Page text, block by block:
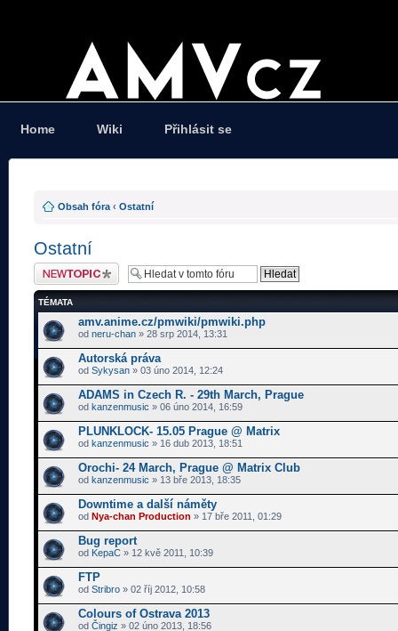
Home Wiki Přihlásit se
Obsah fóra ‹ Ostatní
Ostatní
Odeslat nové téma
TÉMATA
amv.anime.cz/pmwiki/pmwiki.php
od neru-chan » 28 srp 2014, 13:31
Autorská práva
od Sykysan » 03 úno 2014, 12:24
ADAMS in Czech R. - 29th March, Prague
od kanzenmusic » 06 úno 2014, 16:59
PLUNKLOCK- 15.05 Prague @ Matrix
od kanzenmusic » 16 dub 2013, 18:51
Orochi- 24 March, Prague @ Matrix Club
od kanzenmusic » 13 bře 2013, 18:35
Downtime a další náměty
od Nya-chan Production » 17 bře 2011, 01:29
Bug report
od KepaC » 12 kvě 2011, 10:39
FTP
od Stribro » 02 říj 2012, 10:58
Colours of Ostrava 2013
od Čingiz » 02 úno 2013, 18:56